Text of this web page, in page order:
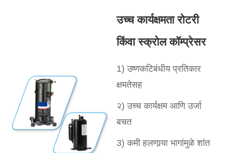
उच्च कार्यक्षमता रोटरी
किंवा स्क्रोल कॉम्प्रेसर
1) उष्णकटिबंधीय प्रतिकार
क्षमतेसह
२) उच्च कार्यक्षम आणि उर्जा
बचत
3) कमी हलणार्‍या भागांमुळे शांत